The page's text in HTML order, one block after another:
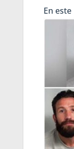
En este